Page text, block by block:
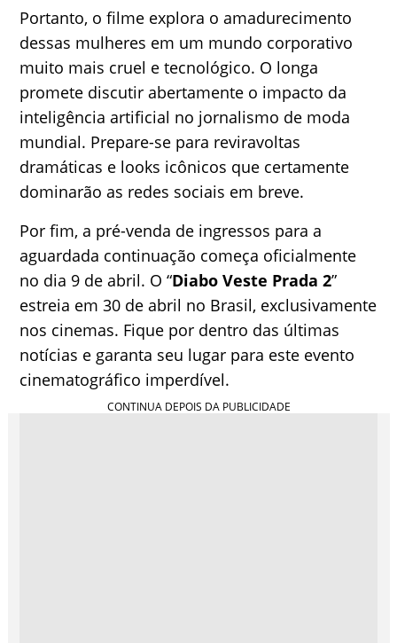
Portanto, o filme explora o amadurecimento
dessas mulheres em um mundo corporativo
muito mais cruel e tecnológico. O longa
promete discutir abertamente o impacto da
inteligência artificial no jornalismo de moda
mundial. Prepare-se para reviravoltas
dramáticas e looks icônicos que certamente
dominarão as redes sociais em breve.
Por fim, a pré-venda de ingressos para a
aguardada continuação começa oficialmente
no dia 9 de abril. O “Diabo Veste Prada 2”
estreia em 30 de abril no Brasil, exclusivamente
nos cinemas. Fique por dentro das últimas
notícias e garanta seu lugar para este evento
cinematográfico imperdível.